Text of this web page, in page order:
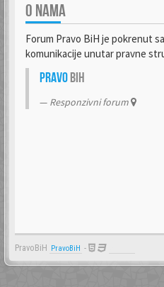
O NAMA
Forum Pravo BiH je pokrenut
komunikacije unutar pravne
PravoBiH
Responzivni forum
PravoBiH PravoBiH -